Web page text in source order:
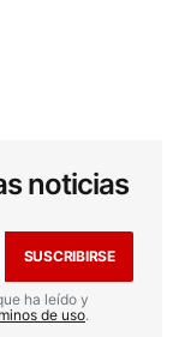
no será
están
noticias
SUSCRIBIRSE
ha leído y
de uso.